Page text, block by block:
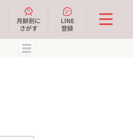
月齢別に
さがす
LINE
登録